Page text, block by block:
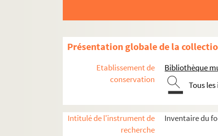
Présentation globale de la
Etablissement de
conservation
Bibliothèque
Tous
Intitulé de l'instrument de
recherche
Inventaire du
52. Ex-libris de Henri
55. Ex-libris de Robert
56. Ex-libris d'Albert Collart
61. Lettrage "Le Clos des